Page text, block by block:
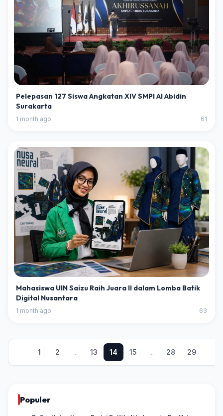
Pelepasan 127 Siswa Angkatan XIV SMPI Al Abidin
Surakarta
1 month ago 61
Mahasiswa UIN Saizu Raih Juara II dalam Lomba Batik
Digital Nusantara
1 month ago 63
1 2 ... 13 14 15 ... 28 29
Populer